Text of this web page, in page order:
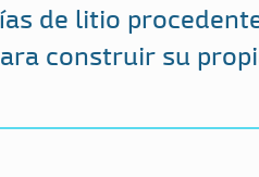
de litio
construir su